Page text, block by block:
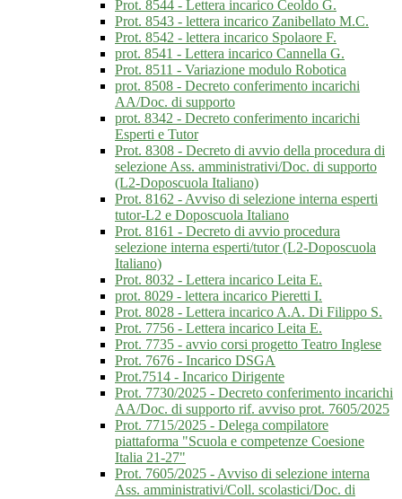
Prot. 8544 - Lettera incarico Ceoldo G.
Prot. 8543 - lettera incarico Zanibellato M.C.
Prot. 8542 - lettera incarico Spolaore F.
prot. 8541 - Lettera incarico Cannella G.
Prot. 8511 - Variazione modulo Robotica
prot. 8508 - Decreto conferimento incarichi
AA/Doc. di supporto
prot. 8342 - Decreto conferimento incarichi
Esperti e Tutor
Prot. 8308 - Decreto di avvio della procedura di
selezione Ass. amministrativi/Doc. di supporto
(L2-Doposcuola Italiano)
Prot. 8162 - Avviso di selezione interna esperti
tutor-L2 e Doposcuola Italiano
Prot. 8161 - Decreto di avvio procedura
selezione interna esperti/tutor (L2-Doposcuola
Italiano)
Prot. 8032 - Lettera incarico Leita E.
prot. 8029 - lettera incarico Pieretti I.
Prot. 8028 - Lettera incarico A.A. Di Filippo S.
Prot. 7756 - Lettera incarico Leita E.
Prot. 7735 - avvio corsi progetto Teatro Inglese
Prot. 7676 - Incarico DSGA
Prot.7514 - Incarico Dirigente
Prot. 7730/2025 - Decreto conferimento incarichi
AA/Doc. di supporto rif. avviso prot. 7605/2025
Prot. 7715/2025 - Delega compilatore
piattaforma "Scuola e competenze Coesione
Italia 21-27"
Prot. 7605/2025 - Avviso di selezione interna
Ass. amministrativi/Coll. scolastici/Doc. di